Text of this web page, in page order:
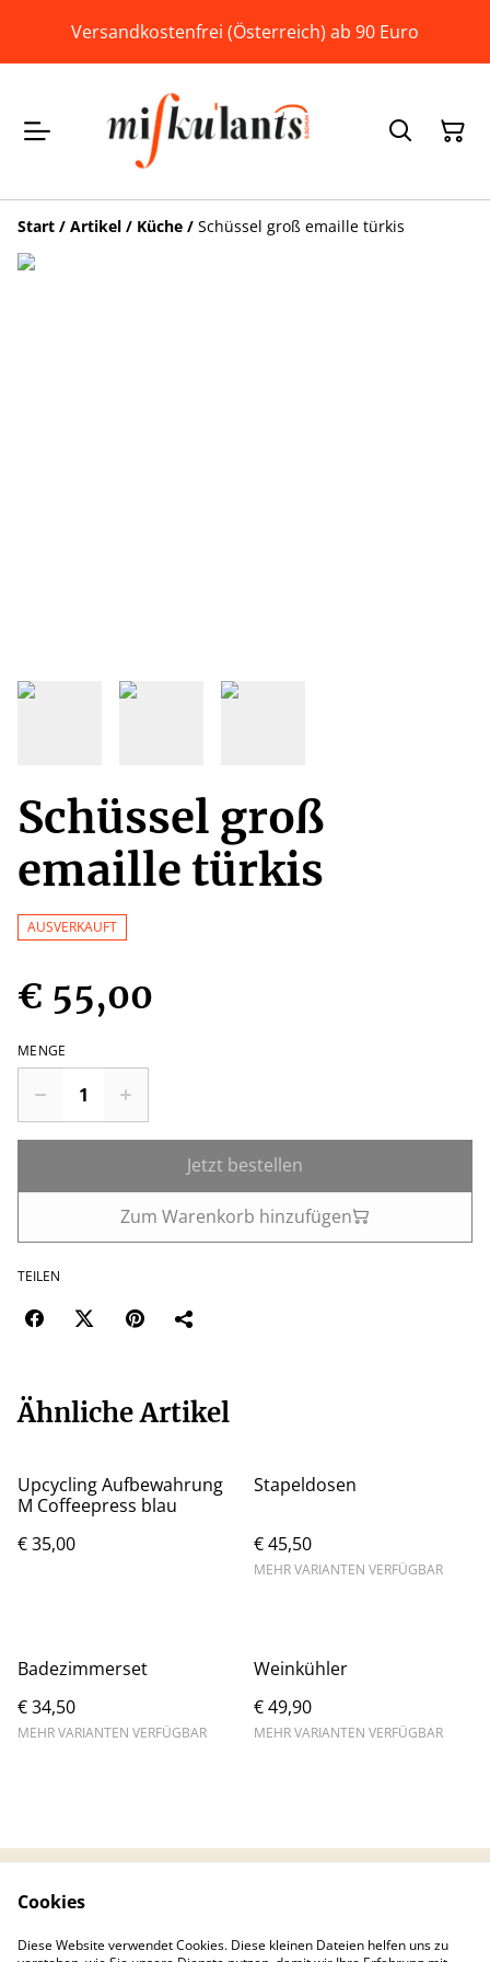
Versandkostenfrei (Österreich) ab 90 Euro
Start / Artikel / Küche / Schüssel groß emaille türkis
Schüssel groß
emaille türkis
AUSVERKAUFT
€ 55,00
MENGE
Jetzt bestellen
Zum Warenkorb hinzufügen
TEILEN
Ähnliche Artikel
Upcycling Aufbewahrung
M Coffeepress blau
€ 35,00
Stapeldosen
€ 45,50
MEHR VARIANTEN VERFÜGBAR
Badezimmerset
€ 34,50
MEHR VARIANTEN VERFÜGBAR
Weinkühler
€ 49,90
MEHR VARIANTEN VERFÜGBAR
Kontaktieren Sie uns
Datenschutzbestimm
Cookie-Richtlinie
Cookies
Diese Website verwendet Cookies. Diese kleinen Dateien helfen uns zu